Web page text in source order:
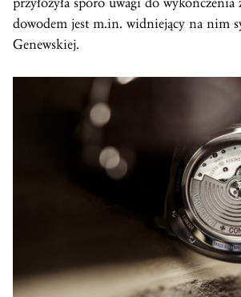
dowodem jest m.in. widniejący na nim
Genewskiej.